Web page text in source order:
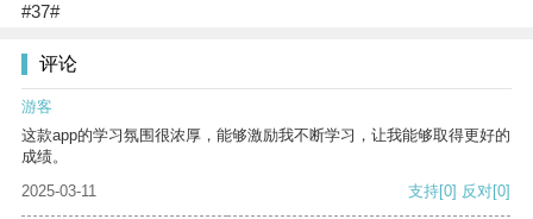
#37#
评论
游客
这款app的学习氛围很浓厚，能够激励我不断学习，让我能够取得更好的
成绩。
2025-03-11
支持[0] 反对[0]